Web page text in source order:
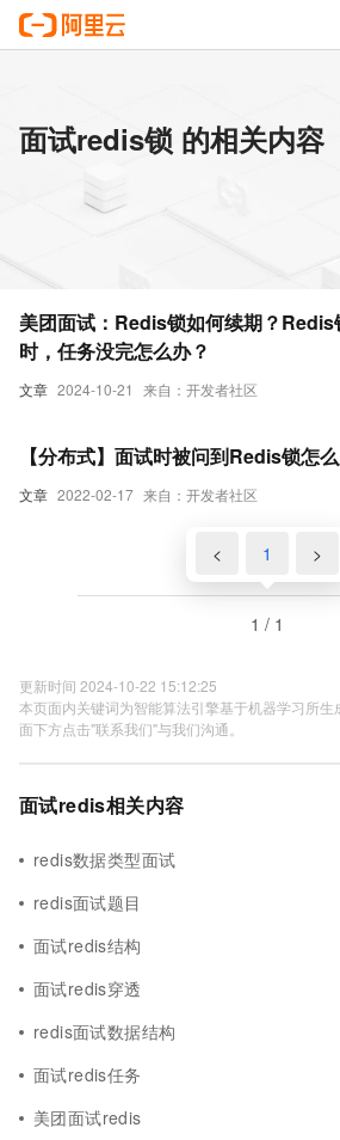
面试redis锁 的相关内容
文章 2024-10-21 来自：开发者社区
美团面试：Redis锁如何续期？Redis
时，任务没完怎么办？
文章 2022-02-17 来自：开发者社区
【分布式】面试时被问到Redis锁怎
< 1 >
1 / 1
更新时间 2024-10-22 15:12:25
本页面内关键词为智能算法引擎基于机器学习所
面下方点击"联系我们"与我们沟通。
面试redis相关内容
redis数据类型面试
redis面试题目
面试redis结构
面试redis穿透
redis面试数据结构
面试redis任务
美团面试redis